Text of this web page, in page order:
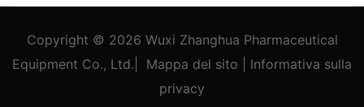
Copyright © 2026 Wuxi Zhanghua Pharmaceutical
Equipment Co., Ltd.
Mappa del sito Informativa sulla
privacy